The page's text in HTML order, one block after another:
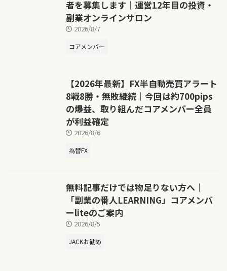
者を募集します｜運営12年目の投資・
副業オンラインサロン
2026/8/7
コアメンバー
【2026年最新】FX半自動売買アラート
8戦8勝・無敗継続｜今回は約700pips
の爆益、取り組んだコアメンバー全員
が利益確定
2026/8/6
為替FX
無料記事だけでは物足りない方へ｜
「副業の番人LEARNING」コアメンバ
ーliteのご案内
2026/8/5
JACKお勧め